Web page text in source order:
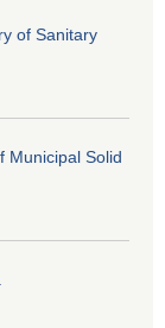
of Sanitary
Municipal Solid